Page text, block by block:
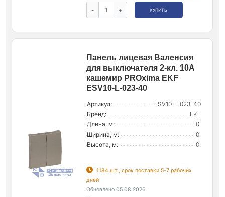
- + КУПИТЬ
Панель лицевая Валенсия
для выключателя 2-кл. 10А
кашемир PROxima EKF
ESV10-L-023-40
Артикул:
ESV10-L-023-40
Бренд:
EKF
Длина, м:
0.
Ширина, м:
0.
Высота, м:
0.
1184 шт., срок поставки 5-7 рабочих
дней
Обновлено 05.08.2026